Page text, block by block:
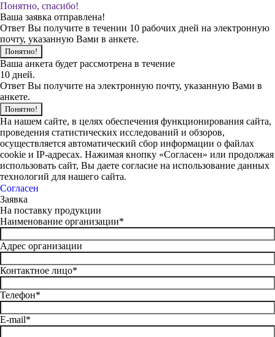
Понятно, спасибо!
Ваша заявка отправлена!
Ответ Вы получите в течении 10 рабочих дней на электронную
почту, указанную Вами в анкете.
Понятно!
Ваша анкета будет рассмотрена в течение
10 дней.
Ответ Вы получите на электронную почту, указанную Вами в
анкете.
Понятно!
На нашем сайте, в целях обеспечения функционирования сайта,
проведения статистических исследований и обзоров,
осуществляется автоматический сбор информации о файлах
cookie и IP-адресах. Нажимая кнопку «Согласен» или продолжая
использовать сайт, Вы даете согласие на использование данных
технологий для нашего сайта.
Согласен
Заявка
На поставку продукции
Наименование организации*
Адрес организации
Контактное лицо*
Телефон*
E-mail*